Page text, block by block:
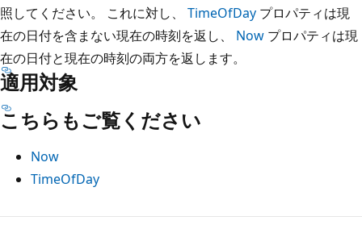
照してください。 これに対し、 TimeOfDay プロパティは現
在の日付を含まない現在の時刻を返し、 Now プロパティは現
在の日付と現在の時刻の両方を返します。
適用対象
こちらもご覧ください
Now
TimeOfDay
読